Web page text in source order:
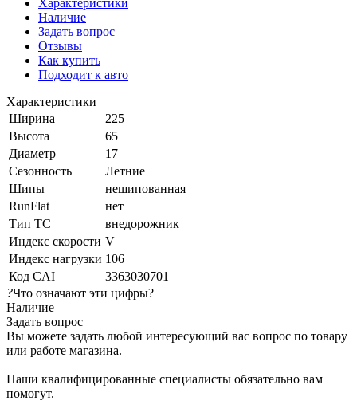
Наличие
Задать вопрос
Отзывы
Как купить
Подходит к авто
Характеристики
Ширина
225
Высота
65
Диаметр
17
Сезонность
Летние
Шипы
нешипованная
RunFlat
нет
Тип ТС
внедорожник
Индекс скорости V
Индекс нагрузки 106
Код CAI
3363030701
?Что означают эти цифры?
Наличие
Задать вопрос
Вы можете задать любой интересующий вас вопрос по товару
или работе магазина.
Наши квалифицированные специалисты обязательно вам
помогут.